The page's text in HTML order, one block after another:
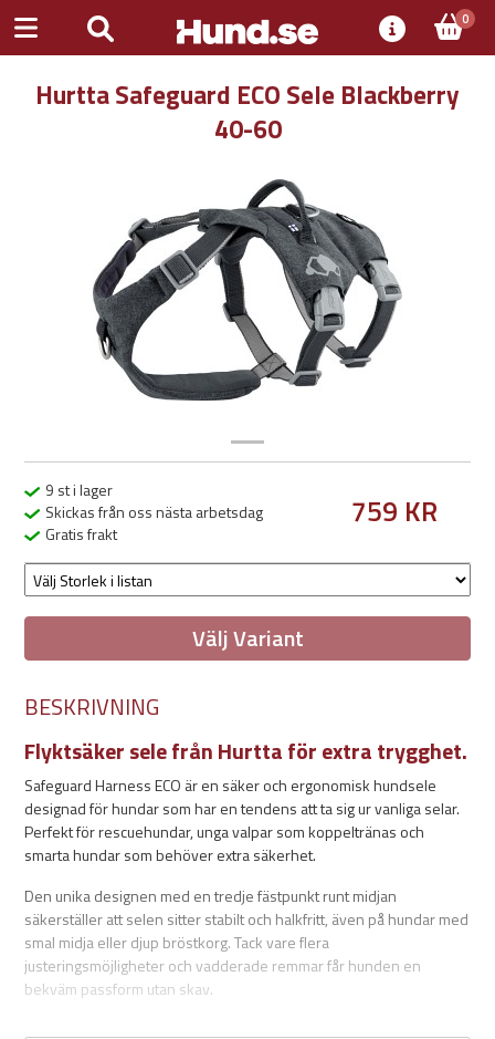
0
Hurtta Safeguard ECO Sele Blackberry
40-60
Previous
9 st i lager
Skickas från oss nästa arbetsdag
Gratis frakt
759 KR
Välj Variant
BESKRIVNING
Flyktsäker sele från Hurtta för extra trygghet.
Safeguard Harness ECO är en säker och ergonomisk hundsele
designad för hundar som har en tendens att ta sig ur vanliga selar.
Perfekt för rescuehundar, unga valpar som koppeltränas och
smarta hundar som behöver extra säkerhet.
Den unika designen med en tredje fästpunkt runt midjan
säkerställer att selen sitter stabilt och halkfritt, även på hundar med
smal midja eller djup bröstkorg. Tack vare flera
justeringsmöjligheter och vadderade remmar får hunden en
bekväm passform utan skav.